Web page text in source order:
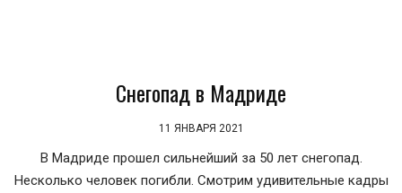
Снегопад в Мадриде
11 ЯНВАРЯ 2021
В Мадриде прошел сильнейший за 50 лет снегопад.
Несколько человек погибли. Смотрим удивительные кадры